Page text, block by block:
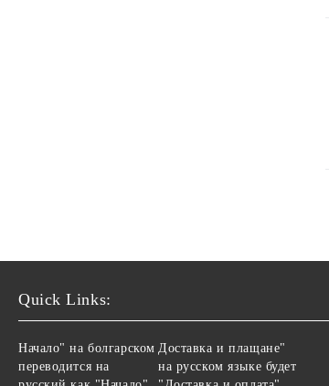
Quick Links:
Начало" на болгарском
переводится на
Доставка и плащане"
на русском языке будет